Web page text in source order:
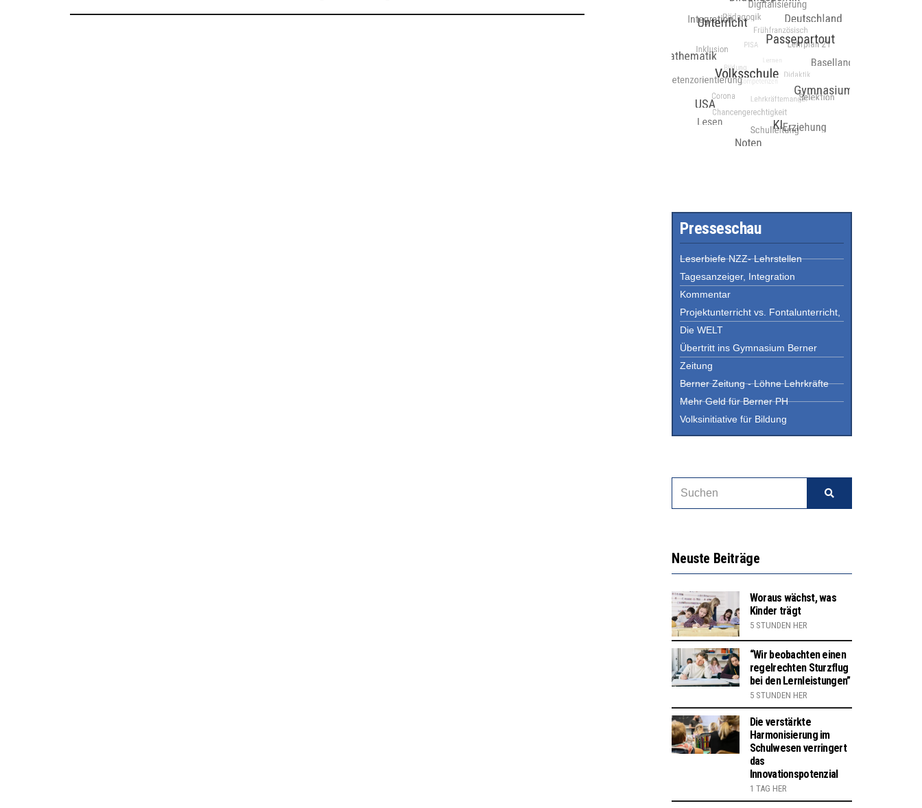
Presseschau
Leserbiefe NZZ- Lehrstellen
Tagesanzeiger, Integration
Kommentar
Projektunterricht vs. Fontalunterricht,
Die WELT
Übertritt ins Gymnasium Berner
Zeitung
Berner Zeitung - Löhne Lehrkräfte
Mehr Geld für Berner PH
Volksinitiative für Bildung
Neuste Beiträge
Woraus wächst, was
Kinder trägt
5 STUNDEN HER
“Wir beobachten einen
regelrechten Sturzflug
bei den Lernleistungen”
5 STUNDEN HER
Die verstärkte
Harmonisierung im
Schulwesen verringert
das
Innovationspotenzial
1 TAG HER